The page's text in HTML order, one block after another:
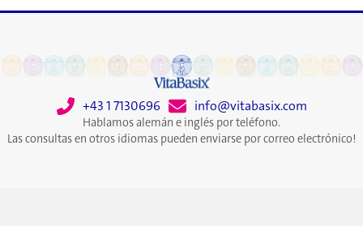
+43 1 7130696 info@vitabasix.com
Hablamos alemán e inglés por teléfono.
Las consultas en otros idiomas pueden enviarse por correo electrónico!